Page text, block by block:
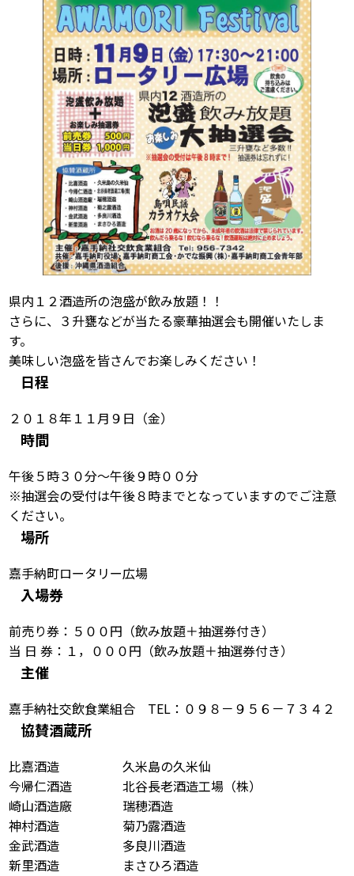
県内１２酒造所の泡盛が飲み放題！！
さらに、３升甕などが当たる豪華抽選会も開催いたしま
す。
美味しい泡盛を皆さんでお楽しみください！
日程
２０１８年１１月９日（金）
時間
午後５時３０分～午後９時００分
※抽選会の受付は午後８時までとなっていますのでご注意
ください。
場所
嘉手納町ロータリー広場
入場券
前売り券：５００円（飲み放題＋抽選券付き）
当 日 券：１，０００円（飲み放題＋抽選券付き）
主催
嘉手納社交飲食業組合 TEL：０９８－９５６－７３４２
協賛酒蔵所
比嘉酒造 久米島の久米仙
今帰仁酒造 北谷長老酒造工場（株）
崎山酒造廠 瑞穂酒造
神村酒造 菊乃露酒造
金武酒造 多良川酒造
新里酒造 まさひろ酒造